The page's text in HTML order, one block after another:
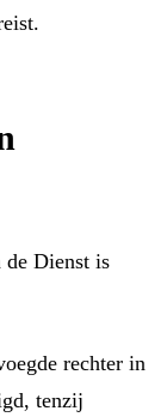
de Dienst is
rechter in
tenzij